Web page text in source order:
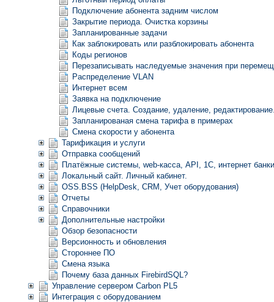
Подключение абонента задним числом
Закрытие периода. Очистка корзины
Запланированные задачи
Как заблокировать или разблокировать абонента
Коды регионов
Перезаписывать наследуемые значения при
Распределение VLAN
Интернет всем
Заявка на подключение
Лицевые счета. Создание, удаление,
Запланированая смена тарифа в примерах
Смена скорости у абонента
Тарификация и услуги
Отправка сообщений
Платёжные системы, web-касса, API, 1С, интернет
Локальный сайт. Личный кабинет.
OSS.BSS (HelpDesk, CRM, Учет оборудования)
Отчеты
Справочники
Дополнительные настройки
Обзор безопасности
Версионность и обновления
Стороннее ПО
Смена языка
Почему база данных FirebirdSQL?
Управление сервером Carbon PL5
Интеграция с оборудованием